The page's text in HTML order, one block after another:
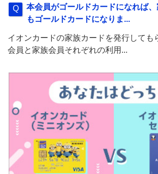
本会員がゴールドカードになれば
もゴールドカードになりま...
イオンカードの家族カードを発行しても
会員と家族会員それぞれの利用...